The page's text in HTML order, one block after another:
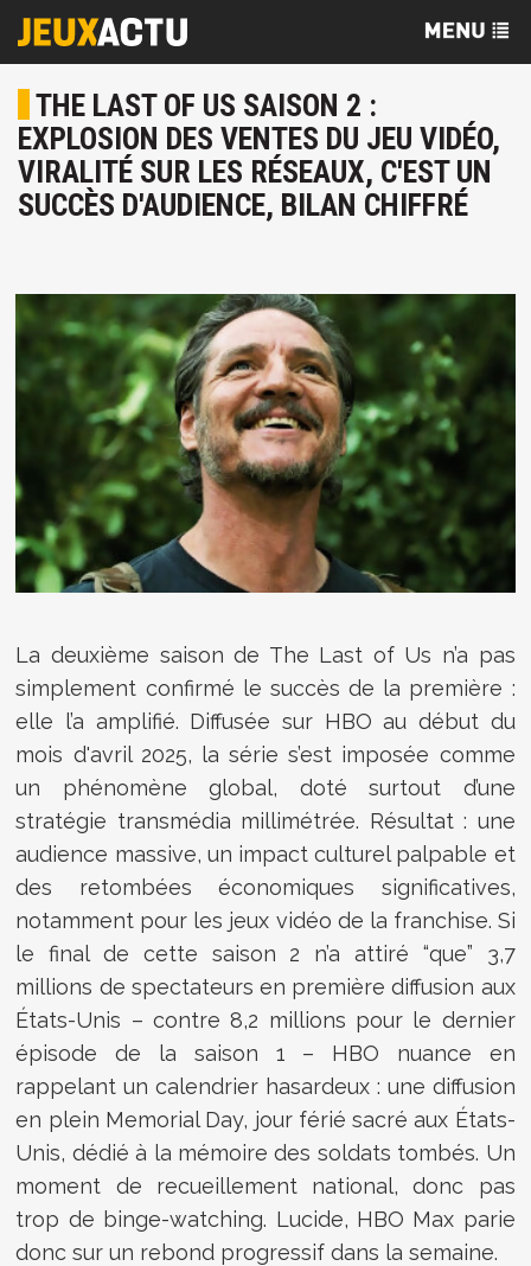
THE LAST OF US SAISON 2 :
EXPLOSION DES VENTES DU JEU VIDÉO,
VIRALITÉ SUR LES RÉSEAUX, C'EST UN
SUCCÈS D'AUDIENCE, BILAN CHIFFRÉ
La deuxième saison de The Last of Us n’a pas
simplement confirmé le succès de la première :
elle l’a amplifié. Diffusée sur HBO au début du
mois d'avril 2025, la série s’est imposée comme
un phénomène global, doté surtout d’une
stratégie transmédia millimétrée. Résultat : une
audience massive, un impact culturel palpable et
des retombées économiques significatives,
notamment pour les jeux vidéo de la franchise. Si
le final de cette saison 2 n’a attiré “que” 3,7
millions de spectateurs en première diffusion aux
États-Unis – contre 8,2 millions pour le dernier
épisode de la saison 1 – HBO nuance en
rappelantun calendrier hasardeux : une diffusion
en plein Memorial Day, jour férié sacré aux États-
Unis, dédié à la mémoire des soldats tombés. Un
moment de recueillement national, donc pas
trop de binge-watching. Lucide, HBO Max parie
donc sur un rebond progressif dans la semaine.